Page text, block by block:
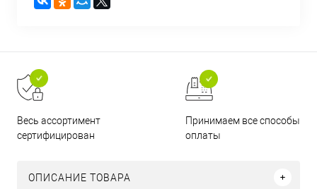
Весь ассортимент
сертифицирован
Принимаем все способы
оплаты
ОПИСАНИЕ ТОВАРА